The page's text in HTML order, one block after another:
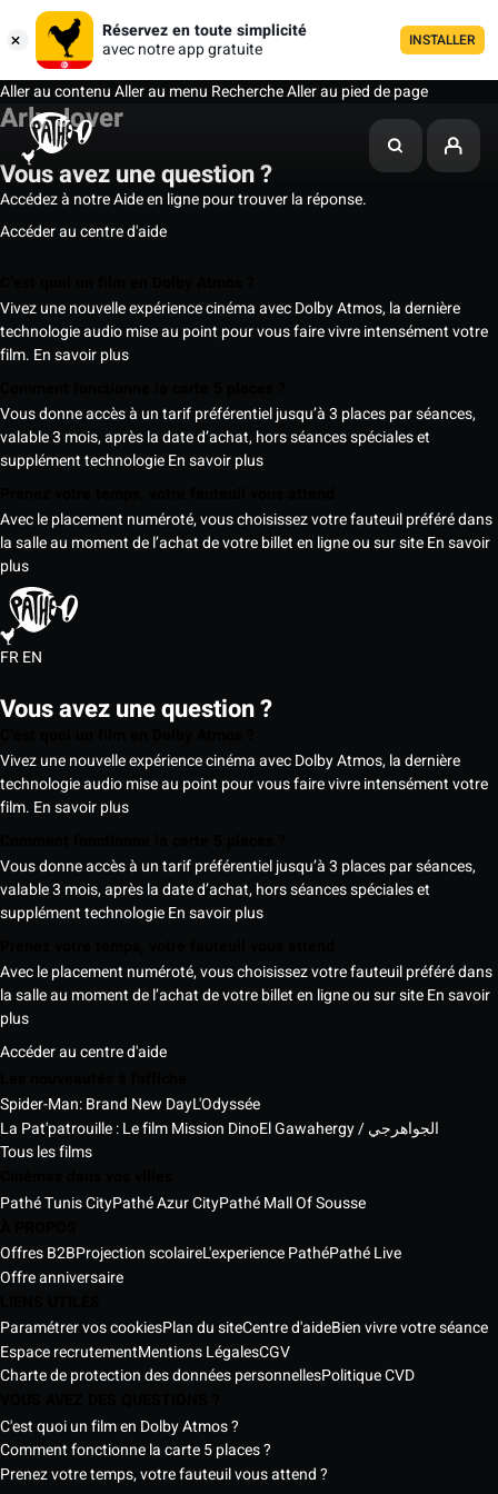
Réservez en toute simplicité
avec notre app gratuite
INSTALLER
Aller au contenuAller au menu RechercheAller au pied de page
Arly Jover
Vous avez une question ?
Accédez à notre Aide en ligne pour trouver la réponse.
Accéder au centre d'aide
Vivez une nouvelle expérience cinéma avec Dolby Atmos, la dernière
technologie audio mise au point pour vous faire vivre intensément votre
film. En savoir plus
Vous donne accès à un tarif préférentiel jusqu’à 3 places par séances,
valable 3 mois, après la date d’achat, hors séances spéciales et
supplément technologieEn savoir plus
Avec le placement numéroté, vous choisissez votre fauteuil préféré dans
la salle au moment de l’achat de votre billet en ligne ou sur siteEn savoir
plus
FREN
Vous avez une question ?
Vivez une nouvelle expérience cinéma avec Dolby Atmos, la dernière
technologie audio mise au point pour vous faire vivre intensément votre
film. En savoir plus
Vous donne accès à un tarif préférentiel jusqu’à 3 places par séances,
valable 3 mois, après la date d’achat, hors séances spéciales et
supplément technologieEn savoir plus
Avec le placement numéroté, vous choisissez votre fauteuil préféré dans
la salle au moment de l’achat de votre billet en ligne ou sur siteEn savoir
plus
Accéder au centre d'aide
Spider-Man: Brand New DayL'Odyssée
La Pat'patrouille : Le film Mission Dino
El Gawahergy / الجواهرجي
Tous les films
Pathé Tunis CityPathé Azur CityPathé Mall Of Sousse
Offres B2BProjection scolaireL'experience PathéPathé Live
Offre anniversaire
Paramétrer vos cookiesPlan du siteCentre d'aideBien vivre votre séance
Espace recrutementMentions LégalesCGV
Charte de protection des données personnellesPolitique CVD
C'est quoi un film en Dolby Atmos ?
Comment fonctionne la carte 5 places ?
Prenez votre temps, votre fauteuil vous attend ?